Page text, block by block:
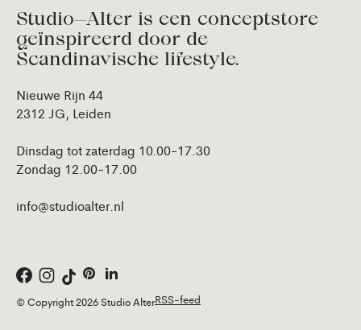
Studio—Alter is een conceptstore
geïnspireerd door de
Scandinavische lifestyle.
Nieuwe Rijn 44
2312 JG, Leiden
Dinsdag tot zaterdag 10.00-17.30
Zondag 12.00-17.00
info@studioalter.nl
© Copyright 2026 Studio AlterRSS-feed